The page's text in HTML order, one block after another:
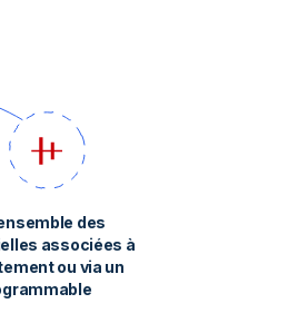
des
associées à
ou via un